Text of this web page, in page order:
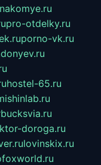
pro-otdelky.ru
porno-vk.ru
hostel-65.ru
doroga.ru
lovinskix.ru